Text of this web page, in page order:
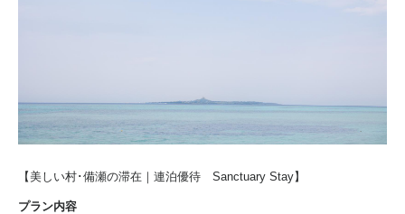
【美しい村･備瀬の滞在｜連泊優待 Sanctuary Stay】
プラン内容